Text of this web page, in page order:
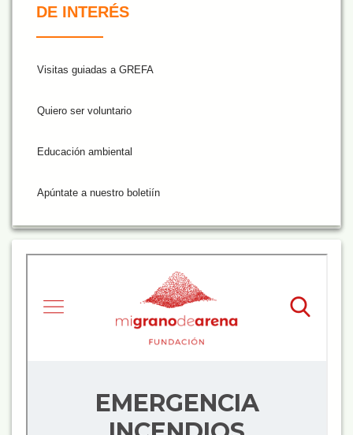
DE INTERÉS
Visitas guiadas a GREFA
Quiero ser voluntario
Educación ambiental
Apúntate a nuestro boletiín